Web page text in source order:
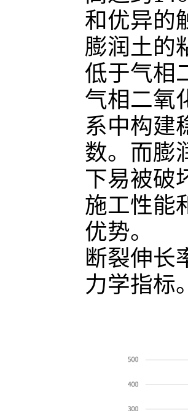
和优异的
膨润土的
低于气相
气相二氧
系中构建
数。而膨
下易被破
施工性能
优势。
断裂伸长
力学指标